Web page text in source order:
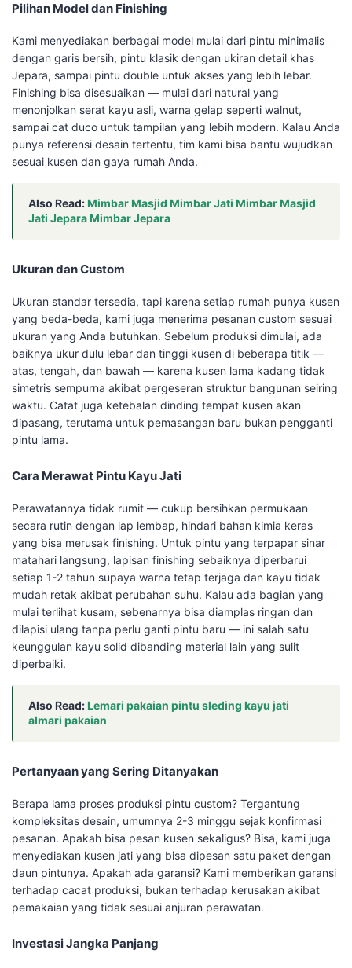
Pilihan Model dan Finishing
Kami menyediakan berbagai model mulai dari pintu minimalis
dengan garis bersih, pintu klasik dengan ukiran detail khas
Jepara, sampai pintu double untuk akses yang lebih lebar.
Finishing bisa disesuaikan — mulai dari natural yang
menonjolkan serat kayu asli, warna gelap seperti walnut,
sampai cat duco untuk tampilan yang lebih modern. Kalau Anda
punya referensi desain tertentu, tim kami bisa bantu wujudkan
sesuai kusen dan gaya rumah Anda.
Also Read:Mimbar Masjid Mimbar Jati Mimbar Masjid
Jati Jepara Mimbar Jepara
Ukuran dan Custom
Ukuran standar tersedia, tapi karena setiap rumah punya kusen
yang beda-beda, kami juga menerima pesanan custom sesuai
ukuran yang Anda butuhkan. Sebelum produksi dimulai, ada
baiknya ukur dulu lebar dan tinggi kusen di beberapa titik —
atas, tengah, dan bawah — karena kusen lama kadang tidak
simetris sempurna akibat pergeseran struktur bangunan seiring
waktu. Catat juga ketebalan dinding tempat kusen akan
dipasang, terutama untuk pemasangan baru bukan pengganti
pintu lama.
Cara Merawat Pintu Kayu Jati
Perawatannya tidak rumit — cukup bersihkan permukaan
secara rutin dengan lap lembap, hindari bahan kimia keras
yang bisa merusak finishing. Untuk pintu yang terpapar sinar
matahari langsung, lapisan finishing sebaiknya diperbarui
setiap 1-2 tahun supaya warna tetap terjaga dan kayu tidak
mudah retak akibat perubahan suhu. Kalau ada bagian yang
mulai terlihat kusam, sebenarnya bisa diamplas ringan dan
dilapisi ulang tanpa perlu ganti pintu baru — ini salah satu
keunggulan kayu solid dibanding material lain yang sulit
diperbaiki.
Also Read:Lemari pakaian pintu sleding kayu jati
almari pakaian
Pertanyaan yang Sering Ditanyakan
Berapa lama proses produksi pintu custom? Tergantung
kompleksitas desain, umumnya 2-3 minggu sejak konfirmasi
pesanan. Apakah bisa pesan kusen sekaligus? Bisa, kami juga
menyediakan kusen jati yang bisa dipesan satu paket dengan
daun pintunya. Apakah ada garansi? Kami memberikan garansi
terhadap cacat produksi, bukan terhadap kerusakan akibat
pemakaian yang tidak sesuai anjuran perawatan.
Investasi Jangka Panjang